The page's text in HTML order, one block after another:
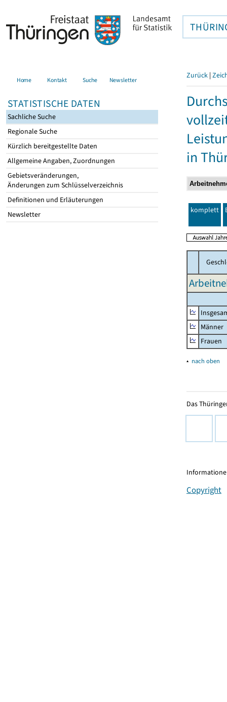
Home Kontakt Suche Newsletter
STATISTISCHE DATEN
Sachliche Suche
Regionale Suche
Kürzlich bereitgestellte Daten
Allgemeine Angaben, Zuordnungen
Gebietsveränderungen,
Änderungen zum Schlüsselverzeichnis
Definitionen und Erläuterungen
Newsletter
Zurück |
in
komplett
Männer
Frauen
▴ nach oben
Das
Copyright